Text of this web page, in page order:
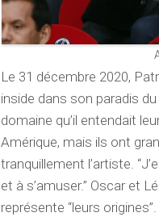
Le 31 décembre 2020,
inside dans son paradis
domaine qu’il entendait
Amérique, mais ils ont
tranquillement l’artiste.
et à s’amuser.” Oscar et
représente “leurs